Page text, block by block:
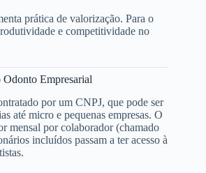
prática de valorização. Para o
e competitividade no
Empresarial
por um CNPJ, que pode ser
até micro e pequenas empresas. O
mensal por colaborador (chamado
incluídos passam a ter acesso à